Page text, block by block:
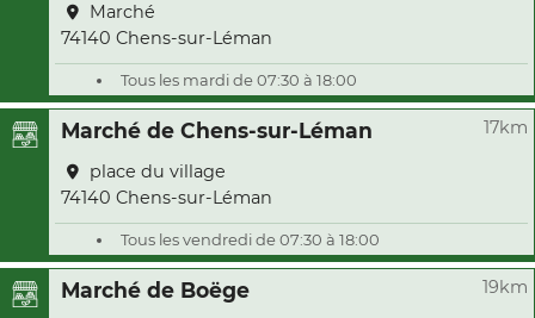
Marché
74140 Chens-sur-Léman
Tous les mardi de 07:30 à 18:00
Marché de Chens-sur-Léman 17km
place du village
74140 Chens-sur-Léman
Tous les vendredi de 07:30 à 18:00
Marché de Boëge 19km